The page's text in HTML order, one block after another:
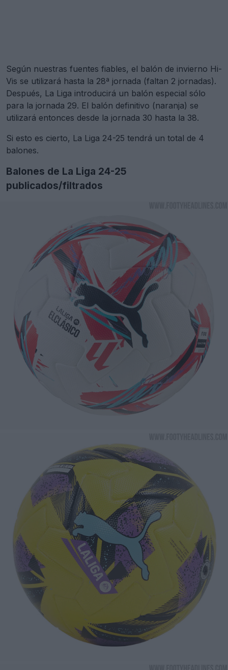
Según nuestras fuentes fiables, el balón de invierno Hi-
Vis se utilizará hasta la 28ª jornada (faltan 2 jornadas).
Después, La Liga introducirá un balón especial sólo
para la jornada 29. El balón definitivo (naranja) se
utilizará entonces desde la jornada 30 hasta la 38.
Si esto es cierto, La Liga 24-25 tendrá un total de 4
balones.
Balones de La Liga 24-25
publicados/filtrados